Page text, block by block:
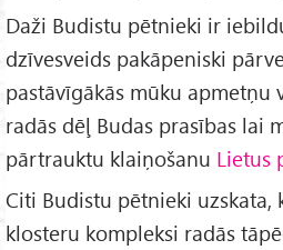
Daži Budistu pētnieki ir
dzīvesveids pakāpeniski
pastāvīgākās mūku apmetņu
radās dēļ Budas prasības lai
pārtrauktu klaiņošanu Lietus
Citi Budistu pētnieki uzskata,
klosteru kompleksi radās